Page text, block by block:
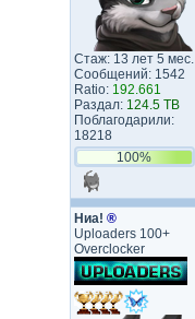
Стаж: 13 лет 5 мес.
Сообщений: 1542
Ratio: 192.661
Раздал: 124.5 TB
Поблагодарили:
18218
100%
Ниа! ®
Uploaders 100+
Overclocker